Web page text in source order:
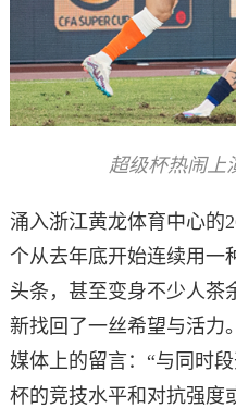
超级杯热闹上
涌入浙江黄龙体育中心的
个从去年底开始连续用一
头条，甚至变身不少人茶
新找回了一丝希望与活力
媒体上的留言：“与同时
杯的竞技水平和对抗强度